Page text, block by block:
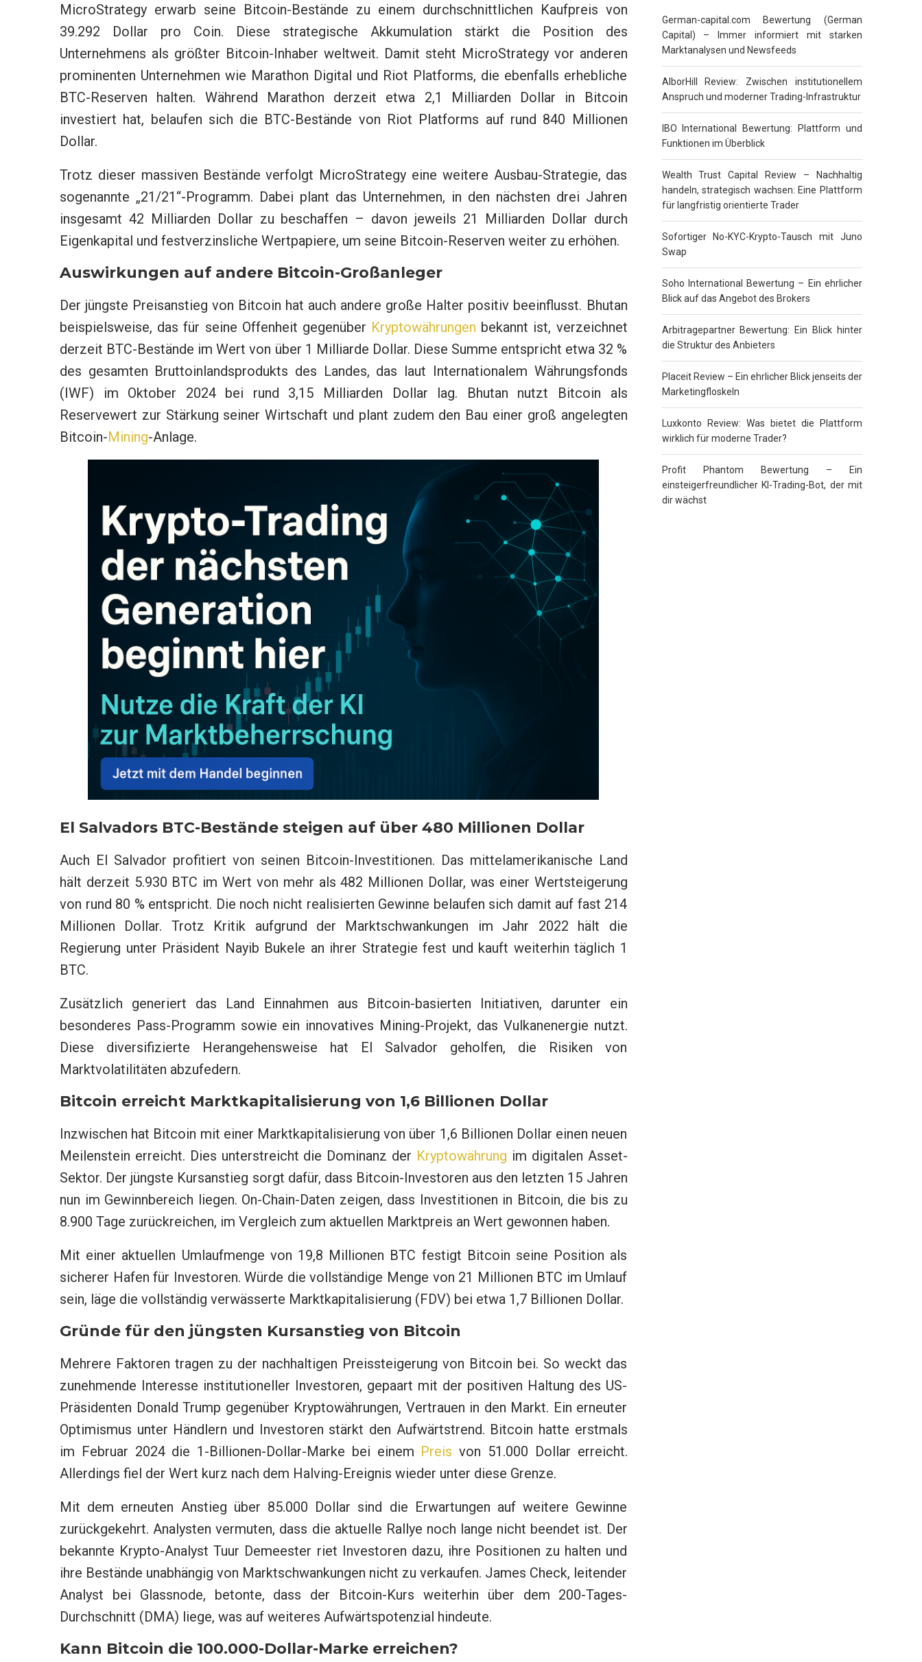
MicroStrategy erwarb seine Bitcoin-Bestände zu einem durchschnittlichen Kaufpreis von
39.292 Dollar pro Coin. Diese strategische Akkumulation stärkt die Position des
Unternehmens als größter Bitcoin-Inhaber weltweit. Damit steht MicroStrategy vor anderen
prominenten Unternehmen wie Marathon Digital und Riot Platforms, die ebenfalls erhebliche
BTC-Reserven halten. Während Marathon derzeit etwa 2,1 Milliarden Dollar in Bitcoin
investiert hat, belaufen sich die BTC-Bestände von Riot Platforms auf rund 840 Millionen
Dollar.
Trotz dieser massiven Bestände verfolgt MicroStrategy eine weitere Ausbau-Strategie, das
sogenannte „21/21“-Programm. Dabei plant das Unternehmen, in den nächsten drei Jahren
insgesamt 42 Milliarden Dollar zu beschaffen – davon jeweils 21 Milliarden Dollar durch
Eigenkapital und festverzinsliche Wertpapiere, um seine Bitcoin-Reserven weiter zu erhöhen.
Auswirkungen auf andere Bitcoin-Großanleger
Der jüngste Preisanstieg von Bitcoin hat auch andere große Halter positiv beeinflusst. Bhutan
beispielsweise, das für seine Offenheit gegenüber Kryptowährungen bekannt ist, verzeichnet
derzeit BTC-Bestände im Wert von über 1 Milliarde Dollar. Diese Summe entspricht etwa 32 %
des gesamten Bruttoinlandsprodukts des Landes, das laut Internationalem Währungsfonds
(IWF) im Oktober 2024 bei rund 3,15 Milliarden Dollar lag. Bhutan nutzt Bitcoin als
Reservewert zur Stärkung seiner Wirtschaft und plant zudem den Bau einer groß angelegten
Bitcoin-Mining-Anlage.
El Salvadors BTC-Bestände steigen auf über 480 Millionen Dollar
Auch El Salvador profitiert von seinen Bitcoin-Investitionen. Das mittelamerikanische Land
hält derzeit 5.930 BTC im Wert von mehr als 482 Millionen Dollar, was einer Wertsteigerung
von rund 80 % entspricht. Die noch nicht realisierten Gewinne belaufen sich damit auf fast 214
Millionen Dollar. Trotz Kritik aufgrund der Marktschwankungen im Jahr 2022 hält die
Regierung unter Präsident Nayib Bukele an ihrer Strategie fest und kauft weiterhin täglich 1
BTC.
Zusätzlich generiert das Land Einnahmen aus Bitcoin-basierten Initiativen, darunter ein
besonderes Pass-Programm sowie ein innovatives Mining-Projekt, das Vulkanenergie nutzt.
Diese diversifizierte Herangehensweise hat El Salvador geholfen, die Risiken von
Marktvolatilitäten abzufedern.
Bitcoin erreicht Marktkapitalisierung von 1,6 Billionen Dollar
Inzwischen hat Bitcoin mit einer Marktkapitalisierung von über 1,6 Billionen Dollar einen neuen
Meilenstein erreicht. Dies unterstreicht die Dominanz der Kryptowährung im digitalen Asset-
Sektor. Der jüngste Kursanstieg sorgt dafür, dass Bitcoin-Investoren aus den letzten 15 Jahren
nun im Gewinnbereich liegen. On-Chain-Daten zeigen, dass Investitionen in Bitcoin, die bis zu
8.900 Tage zurückreichen, im Vergleich zum aktuellen Marktpreis an Wert gewonnen haben.
Mit einer aktuellen Umlaufmenge von 19,8 Millionen BTC festigt Bitcoin seine Position als
sicherer Hafen für Investoren. Würde die vollständige Menge von 21 Millionen BTC im Umlauf
sein, läge die vollständig verwässerte Marktkapitalisierung (FDV) bei etwa 1,7 Billionen Dollar.
Gründe für den jüngsten Kursanstieg von Bitcoin
Mehrere Faktoren tragen zu der nachhaltigen Preissteigerung von Bitcoin bei. So weckt das
zunehmende Interesse institutioneller Investoren, gepaart mit der positiven Haltung des US-
Präsidenten Donald Trump gegenüber Kryptowährungen, Vertrauen in den Markt. Ein erneuter
Optimismus unter Händlern und Investoren stärkt den Aufwärtstrend. Bitcoin hatte erstmals
im Februar 2024 die 1-Billionen-Dollar-Marke bei einem Preis von 51.000 Dollar erreicht.
Allerdings fiel der Wert kurz nach dem Halving-Ereignis wieder unter diese Grenze.
Mit dem erneuten Anstieg über 85.000 Dollar sind die Erwartungen auf weitere Gewinne
zurückgekehrt. Analysten vermuten, dass die aktuelle Rallye noch lange nicht beendet ist. Der
bekannte Krypto-Analyst Tuur Demeester riet Investoren dazu, ihre Positionen zu halten und
ihre Bestände unabhängig von Marktschwankungen nicht zu verkaufen. James Check, leitender
Analyst bei Glassnode, betonte, dass der Bitcoin-Kurs weiterhin über dem 200-Tages-
Durchschnitt (DMA) liege, was auf weiteres Aufwärtspotenzial hindeute.
Kann Bitcoin die 100.000-Dollar-Marke erreichen?
German-capital.com Bewertung (German
Capital) – Immer informiert mit starken
Marktanalysen und Newsfeeds
AlborHill Review: Zwischen institutionellem
Anspruch und moderner Trading-Infrastruktur
IBO International Bewertung: Plattform und
Funktionen im Überblick
Wealth Trust Capital Review – Nachhaltig
handeln, strategisch wachsen: Eine Plattform
für langfristig orientierte Trader
Sofortiger No-KYC-Krypto-Tausch mit Juno
Swap
Soho International Bewertung – Ein ehrlicher
Blick auf das Angebot des Brokers
Arbitragepartner Bewertung: Ein Blick hinter
die Struktur des Anbieters
Placeit Review – Ein ehrlicher Blick jenseits der
Marketingfloskeln
Luxkonto Review: Was bietet die Plattform
wirklich für moderne Trader?
Profit Phantom Bewertung – Ein
einsteigerfreundlicher KI-Trading-Bot, der mit
dir wächst